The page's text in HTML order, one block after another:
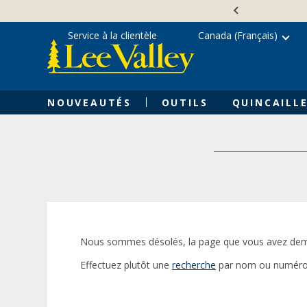
content
NOUVEAUTÉS OUTILS
Service à la clientèle Canada (Français)
Nous sommes désolés, la page que vous avez
Effectuez plutôt une recherche par nom ou